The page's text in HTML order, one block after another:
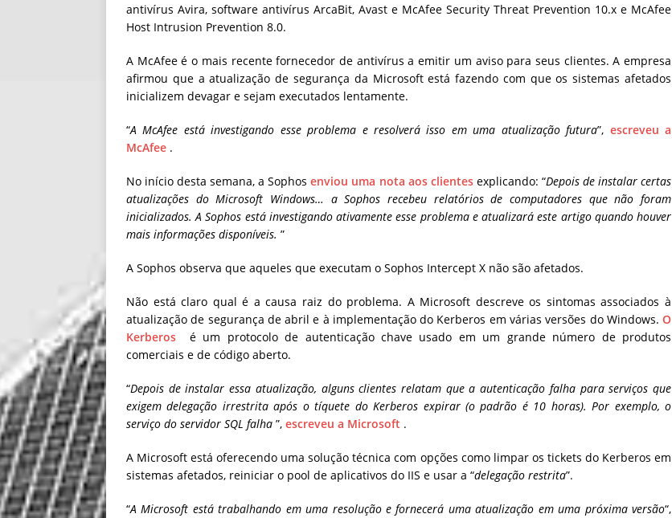
antivírus Avira, software antivírus ArcaBit, Avast e McAfee Security Threat Prevention 10.x e McAfee
Host Intrusion Prevention 8.0.
A McAfee é o mais recente fornecedor de antivírus a emitir um aviso para seus clientes. A empresa
afirmou que a atualização de segurança da Microsoft está fazendo com que os sistemas afetados
inicializem devagar e sejam executados lentamente.
“A McAfee está investigando esse problema e resolverá isso em uma atualização futura”, escreveu a
McAfee .
No início desta semana, a Sophosenviou uma nota aos clientesexplicando: “Depois de instalar certas
atualizações do Microsoft Windows… a Sophos recebeu relatórios de computadores que não foram
inicializados. A Sophos está investigando ativamente esse problema e atualizará este artigo quando houver
mais informações disponíveis. ”
A Sophos observa que aqueles que executam o Sophos Intercept X não são afetados.
Não está claro qual é a causa raiz do problema. A Microsoft descreve os sintomas associados à
atualização de segurança de abril e à implementação do Kerberos em várias versões do Windows.O
Kerberos é um protocolo de autenticação chave usado em um grande número de produtos
comerciais e de código aberto.
“Depois de instalar essa atualização, alguns clientes relatam que a autenticação falha para serviços que
exigem delegação irrestrita após o tíquete do Kerberos expirar (o padrão é 10 horas). Por exemplo, o
serviço do servidor SQL falha ”, escreveu a Microsoft .
A Microsoft está oferecendo uma solução técnica com opções como limpar os tickets do Kerberos em
sistemas afetados, reiniciar o pool de aplicativos do IIS e usar a “delegação restrita”.
“A Microsoft está trabalhando em uma resolução e fornecerá uma atualização em uma próxima versão“,